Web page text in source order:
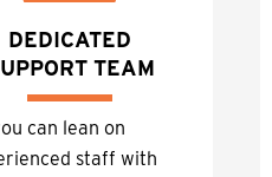
DEDICATED
TEAM
can lean on
staff with